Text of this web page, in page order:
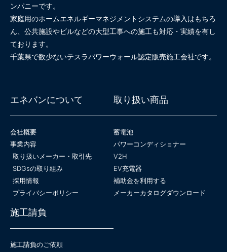
ンパニーです。
家庭用のホームエネルギーマネジメントシステムの導入はもちろ
ん、公共施設やビルなどの大型工事への施工も対応・実績を有し
ております。
千葉県で数少ないテスラパワーウォール認定販売施工会社です。
エネバンについて
会社概要
事業内容
取り扱いメーカー・取引先
SDGsの取り組み
採用情報
プライバシーポリシー
取り扱い商品
蓄電池
パワーコンディショナー
V2H
EV充電器
補助金を利用する
メーカーカタログダウンロード
施工請負
施工請負のご依頼